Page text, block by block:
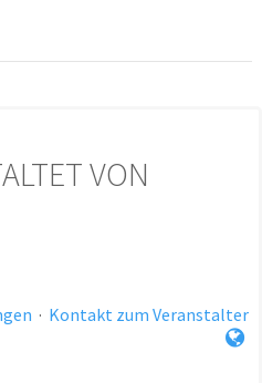
VON
· Kontakt zum Veranstalter